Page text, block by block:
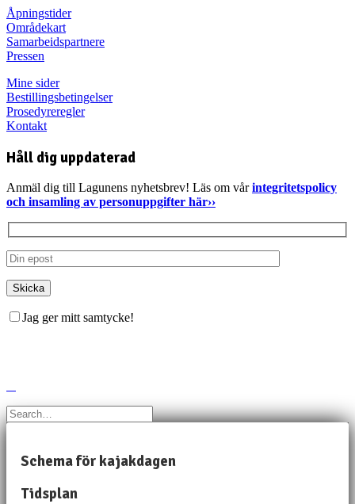
Åpningstider
Områdekart
Samarbeidspartnere
Pressen
Mine sider
Bestillingsbetingelser
Prosedyreregler
Kontakt
Håll dig uppdaterad
Anmäl dig till Lagunens nyhetsbrev! Läs om vårintegritetspolicy
och insamling av personuppgifter här››
Jag ger mitt samtycke!
Schema för kajakdagen
Tidsplan